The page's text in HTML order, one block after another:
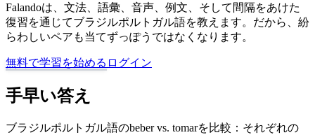
Falandoは、文法、語彙、音声、例文、そして間隔をあけた
復習を通じてブラジルポルトガル語を教えます。だから、紛
らわしいペアも当てずっぽうではなくなります。
無料で学習を始める ログイン
手早い答え
ブラジルポルトガル語のbeber vs. tomarを比較：それぞれの